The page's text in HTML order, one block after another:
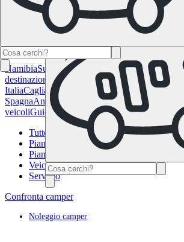
NamibiaSudafricaTutte le destinazioni in
destinazioni in Francia
Corsica Lione Marsiglia
ItaliaCagliari Firenze Milano Roma Sardegna
SpagnaAndalusia BarcellonaBilbao Madrid
veicoliGuida ai camperFAQBuono regalo
Tutto i post
Pianificazione viaggio
Pianificazione budget
Veicolo
Servizio
Confronta camper
Noleggio camper